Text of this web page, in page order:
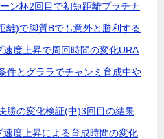
ン杯2回目で初短距離プラチナ
離)で脚質Bでも意外と勝利する
度上昇で周回時間の変化URA
件とグララでチャンミ育成中や
勝の変化検証(中)3回目の結果
度上昇による育成時間の変化